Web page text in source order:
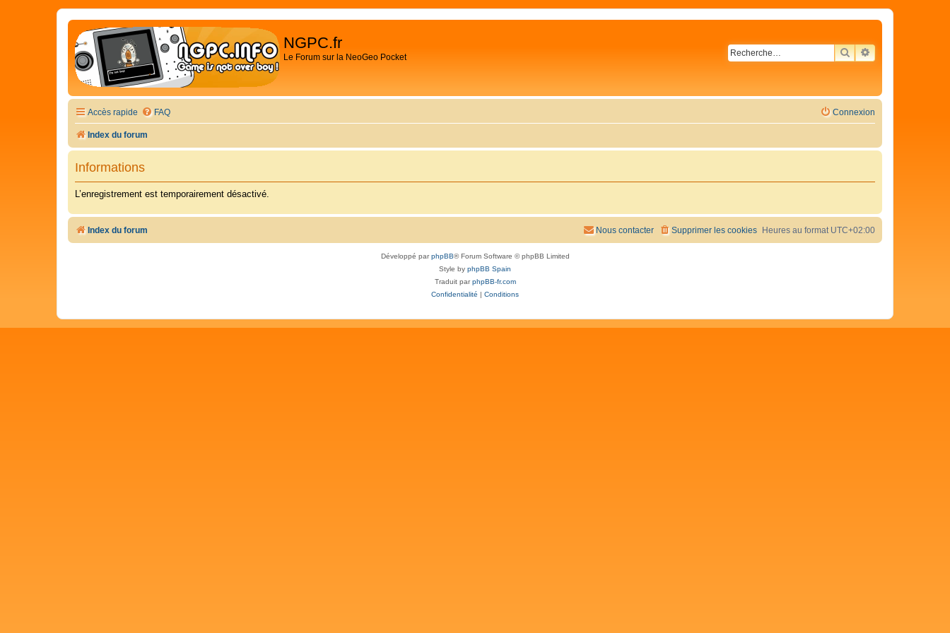
NGPC.fr
Le Forum sur la NeoGeo Pocket RECHERCHER
RECHERCHE
Accès rapide FAQ Connexion
Index du forum
Informations
L’enregistrement est temporairement désactivé.
Index du forum Heures au format UTC+02:00
Supprimer les cookies
Nous contacter
Développé parphpBB® Forum Software © phpBB Limited
Style by phpBB Spain
Traduit parphpBB-fr.com
Confidentialité | Conditions